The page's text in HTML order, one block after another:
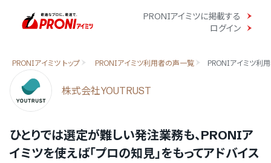
ログイン
PRONIアイミツに掲載する
PRONIアイミツ トップ PRONIアイミツ利用者の声一覧 PRONIアイミツ利
株式会社YOUTRUST
ひとりでは選定が難しい発注業務も、PRONIア
イミツを使えば「プロの知見」をもってアドバイス